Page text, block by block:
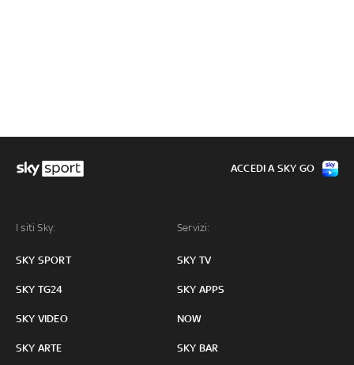
I siti Sky:
SKY SPORT
SKY TG24
SKY VIDEO
SKY ARTE
Servizi:
SKY TV
SKY APPS
NOW
SKY BAR
ACCEDI A SKY GO